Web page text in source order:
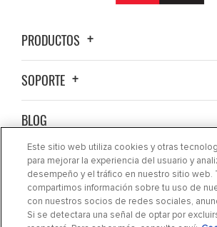
PRODUCTOS
SOPORTE
BLOG
ACERCA DE NOSOTROS
CONTACTO
Este sitio web utiliza cookies y otras
para mejorar la experiencia del usuario y
desempeño y el tráfico en nuestro sitio web.
compartimos información sobre tu uso de
con nuestros socios de redes sociales,
Si se detectara una señal de optar por